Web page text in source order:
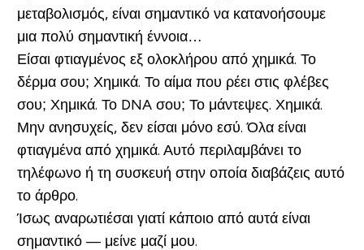
μεταβολισμός, είναι σημαντικό να κατανοήσουμε
μια πολύ σημαντική έννοια…
Είσαι φτιαγμένος εξ ολοκλήρου από χημικά. Το
δέρμα σου; Χημικά. Το αίμα που ρέει στις φλέβες
σου; Χημικά. Το DNA σου; Το μάντεψες. Χημικά.
Μην ανησυχείς, δεν είσαι μόνο εσύ. Όλα είναι
φτιαγμένα από χημικά. Αυτό περιλαμβάνει το
τηλέφωνο ή τη συσκευή στην οποία διαβάζεις αυτό
το άρθρο.
Ίσως αναρωτιέσαι γιατί κάποιο από αυτά είναι
σημαντικό — μείνε μαζί μου.